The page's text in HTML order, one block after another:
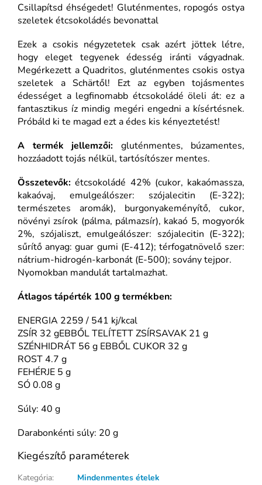
Csillapítsd éhségedet! Gluténmentes, ropogós ostya
szeletek étcsokoládés bevonattal
Ezek a csokis négyzetetek csak azért jöttek létre,
hogy eleget tegyenek édesség iránti vágyadnak.
Megérkezett a Quadritos, gluténmentes csokis ostya
szeletek a Schärtől! Ezt az egyben tojásmentes
édességet a legfinomabb étcsokoládé öleli át: ez a
fantasztikus íz mindig megéri engedni a kísértésnek.
Próbáld ki te magad ezt a édes kis kényeztetést!
A termék jellemzői: gluténmentes, búzamentes,
hozzáadott tojás nélkül, tartósítószer mentes.
Összetevők:étcsokoládé 42% (cukor, kakaómassza,
kakaóvaj, emulgeálószer: szójalecitin (E-322);
természetes aromák), burgonyakeményítő, cukor,
növényi zsírok (pálma, pálmazsír), kakaó 5, mogyorók
2%, szójaliszt, emulgeálószer: szójalecitin (E-322);
sűrítő anyag: guar gumi (E-412); térfogatnövelő szer:
nátrium-hidrogén-karbonát (E-500); sovány tejpor.
Nyomokban mandulát tartalmazhat.
Átlagos tápérték 100 g termékben:
ENERGIA 2259 / 541 kj/kcal
ZSÍR 32 gEBBŐL TELÍTETT ZSÍRSAVAK 21 g
SZÉNHIDRÁT 56 g EBBŐL CUKOR 32 g
ROST 4.7 g
FEHÉRJE 5 g
SÓ 0.08 g
Súly: 40 g
Darabonkénti súly: 20 g
Kiegészítő paraméterek
Kategória:
Mindenmentes ételek